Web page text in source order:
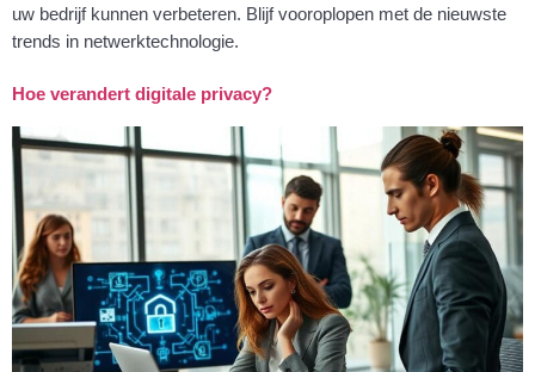
uw bedrijf kunnen verbeteren. Blijf vooroplopen met de nieuwste
trends in netwerktechnologie.
Hoe verandert digitale privacy?